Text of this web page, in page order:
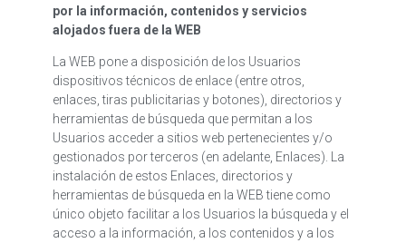
por la información, contenidos y servicios
alojados fuera de la WEB
La WEB pone a disposición de los Usuarios
dispositivos técnicos de enlace (entre otros,
enlaces, tiras publicitarias y botones), directorios y
herramientas de búsqueda que permitan a los
Usuarios acceder a sitios web pertenecientes y/o
gestionados por terceros (en adelante, Enlaces). La
instalación de estos Enlaces, directorios y
herramientas de búsqueda en la WEB tiene como
único objeto facilitar a los Usuarios la búsqueda y el
acceso a la información, a los contenidos y a los